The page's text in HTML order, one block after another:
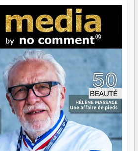
la torche. Alors oui, on pourrait
et rentrer chez soi satisfait. Mais ce
chose essentielle. La fougue, ça
ça brûle vite. Une flamme sans
autant qu'elle peut consumer. C'est
en scène — pas pour reprendre le
montrer où sont les récifs. Les jeunes
ont l'expérience, comme on dit. Ce
de générations — c'est une question
vos réussites, mais aussi vos échecs.
d'ailleurs — ils enseignent mieux que
À Madagascar, la barque avance.
que tout le monde rame dans le